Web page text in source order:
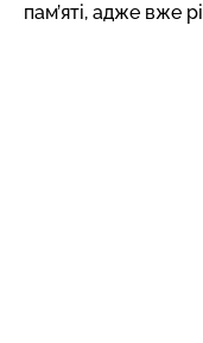
пам’яті, адже вже